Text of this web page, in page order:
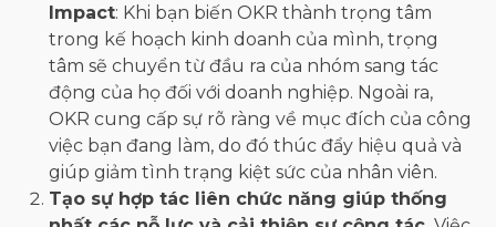
Impact: Khi bạn biến OKR thành trọng tâm
trong kế hoạch kinh doanh của mình, trọng
tâm sẽ chuyển từ đầu ra của nhóm sang tác
động của họ đối với doanh nghiệp. Ngoài ra,
OKR cung cấp sự rõ ràng về mục đích của công
việc bạn đang làm, do đó thúc đẩy hiệu quả và
giúp giảm tình trạng kiệt sức của nhân viên.
Tạo sự hợp tác liên chức năng giúp thống